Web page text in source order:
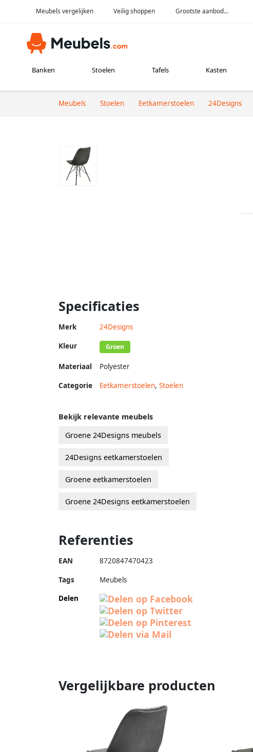
Meubels vergelijken Veilig shoppen Grootste aanbod...
Banken Stoelen Tafels Kasten
Meubels Stoelen Eetkamerstoelen 24Designs
Specificaties
Merk 24Designs
Kleur Groen
Materiaal Polyester
Categorie Eetkamerstoelen, Stoelen
Bekijk relevante meubels
Groene 24Designs meubels
24Designs eetkamerstoelen
Groene eetkamerstoelen
Groene 24Designs eetkamerstoelen
Referenties
EAN 8720847470423
Tags
Meubels
Delen
Vergelijkbare producten